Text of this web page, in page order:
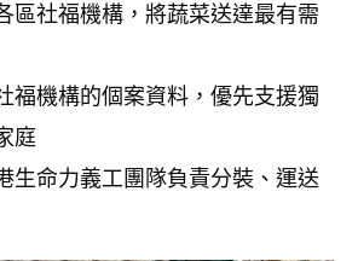
區社福機構，將蔬菜送達最有需
福機構的個案資料，優先支援獨
庭
生命力義工團隊負責分裝、運送